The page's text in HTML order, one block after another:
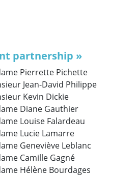
partnership »
Pierrette Pichette
Jean-David Philippe
Kevin Dickie
Diane Gauthier
Louise Falardeau
Lucie Lamarre
Geneviève Leblanc
Camille Gagné
Hélène Bourdages